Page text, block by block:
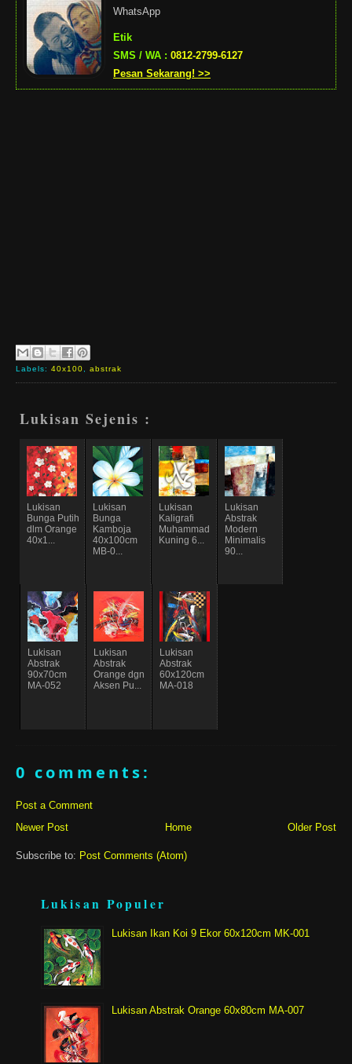
WhatsApp
Etik
SMS / WA : 0812-2799-6127
Pesan Sekarang! >>
Labels:40x100 ,abstrak
Lukisan Sejenis :
Lukisan
Bunga Putih
dlm Orange
40x1...
Lukisan
Bunga
Kamboja
40x100cm
MB-0...
Lukisan
Kaligrafi
Muhammad
Kuning 6...
Lukisan
Abstrak
Modern
Minimalis
90...
Lukisan
Abstrak
90x70cm
MA-052
Lukisan
Abstrak
Orange dgn
Aksen Pu...
Lukisan
Abstrak
60x120cm
MA-018
0 comments:
Post a Comment
Newer Post
Older Post
Home
Subscribe to: Post Comments (Atom)
Lukisan Populer
Lukisan Ikan Koi 9 Ekor 60x120cm MK-001
Lukisan Abstrak Orange 60x80cm MA-007